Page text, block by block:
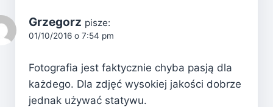
Grzegorz pisze:
01/10/2016 o 7:54 pm
Fotografia jest faktycznie chyba pasją dla
każdego. Dla zdjęć wysokiej jakości dobrze
jednak używać statywu.